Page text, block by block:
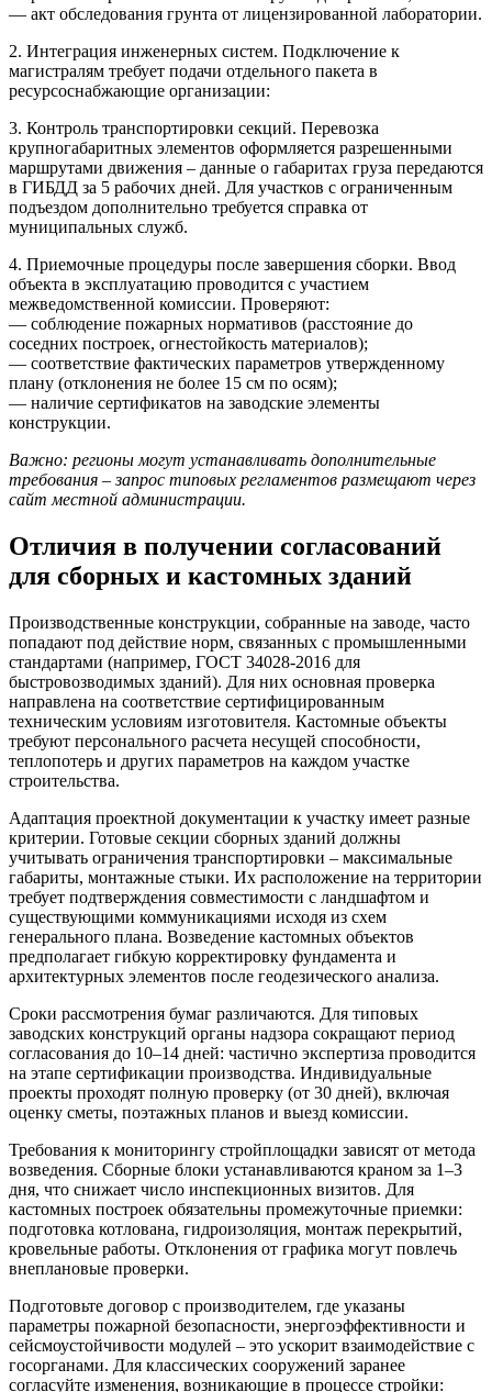
— акт обследования грунта от лицензированной лаборатории.
2. Интеграция инженерных систем. Подключение к
магистралям требует подачи отдельного пакета в
ресурсоснабжающие организации:
3. Контроль транспортировки секций. Перевозка
крупногабаритных элементов оформляется разрешенными
маршрутами движения – данные о габаритах груза передаются
в ГИБДД за 5 рабочих дней. Для участков с ограниченным
подъездом дополнительно требуется справка от
муниципальных служб.
4. Приемочные процедуры после завершения сборки. Ввод
объекта в эксплуатацию проводится с участием
межведомственной комиссии. Проверяют:
— соблюдение пожарных нормативов (расстояние до
соседних построек, огнестойкость материалов);
— соответствие фактических параметров утвержденному
плану (отклонения не более 15 см по осям);
— наличие сертификатов на заводские элементы
конструкции.
Важно: регионы могут устанавливать дополнительные
требования – запрос типовых регламентов размещают через
сайт местной администрации.
Отличия в получении согласований
для сборных и кастомных зданий
Производственные конструкции, собранные на заводе, часто
попадают под действие норм, связанных с промышленными
стандартами (например, ГОСТ 34028-2016 для
быстровозводимых зданий). Для них основная проверка
направлена на соответствие сертифицированным
техническим условиям изготовителя. Кастомные объекты
требуют персонального расчета несущей способности,
теплопотерь и других параметров на каждом участке
строительства.
Адаптация проектной документации к участку имеет разные
критерии. Готовые секции сборных зданий должны
учитывать ограничения транспортировки – максимальные
габариты, монтажные стыки. Их расположение на территории
требует подтверждения совместимости с ландшафтом и
существующими коммуникациями исходя из схем
генерального плана. Возведение кастомных объектов
предполагает гибкую корректировку фундамента и
архитектурных элементов после геодезического анализа.
Сроки рассмотрения бумаг различаются. Для типовых
заводских конструкций органы надзора сокращают период
согласования до 10–14 дней: частично экспертиза проводится
на этапе сертификации производства. Индивидуальные
проекты проходят полную проверку (от 30 дней), включая
оценку сметы, поэтажных планов и выезд комиссии.
Требования к мониторингу стройплощадки зависят от метода
возведения. Сборные блоки устанавливаются краном за 1–3
дня, что снижает число инспекционных визитов. Для
кастомных построек обязательны промежуточные приемки:
подготовка котлована, гидроизоляция, монтаж перекрытий,
кровельные работы. Отклонения от графика могут повлечь
внеплановые проверки.
Подготовьте договор с производителем, где указаны
параметры пожарной безопасности, энергоэффективности и
сейсмоустойчивости модулей – это ускорит взаимодействие с
госорганами. Для классических сооружений заранее
согласуйте изменения, возникающие в процессе стройки: